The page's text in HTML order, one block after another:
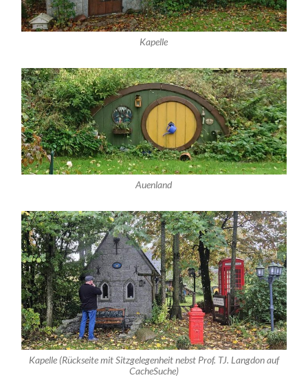
Kapelle
Auenland
Kapelle (Rückseite mit Sitzgelegenheit nebst Prof. TJ. Langdon auf
CacheSuche)